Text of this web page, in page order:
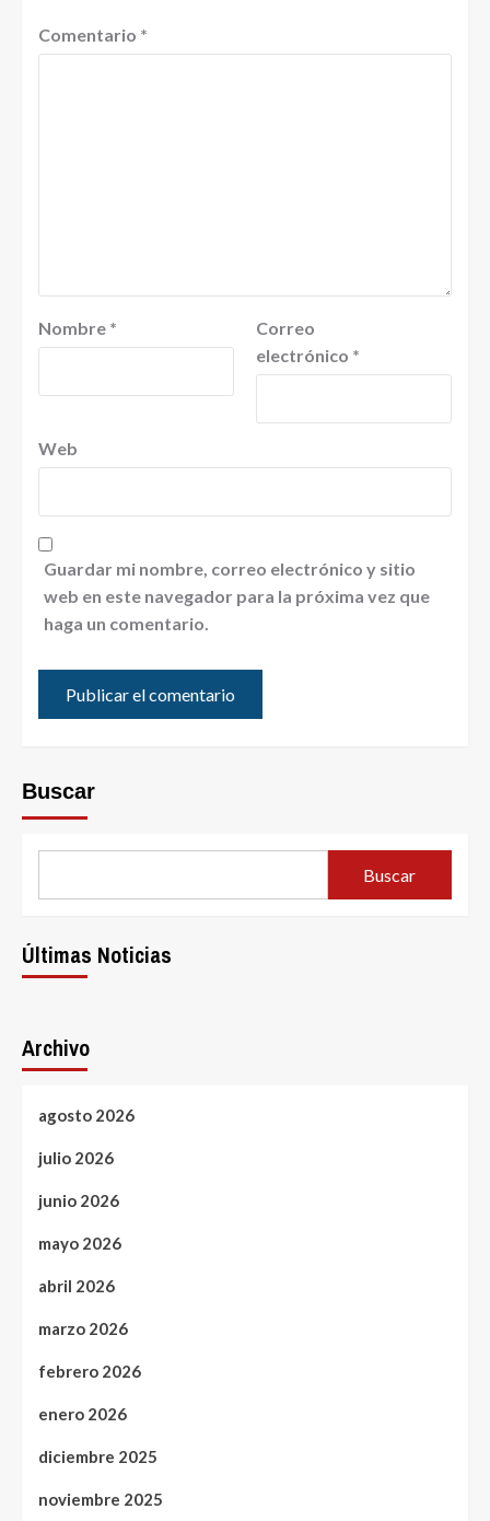
Comentario *
Nombre *
Correo
electrónico *
Web
Guardar mi nombre, correo electrónico y sitio
web en este navegador para la próxima vez que
haga un comentario.
Buscar
Buscar
Últimas Noticias
Archivo
agosto 2026
julio 2026
junio 2026
mayo 2026
abril 2026
marzo 2026
febrero 2026
enero 2026
diciembre 2025
noviembre 2025